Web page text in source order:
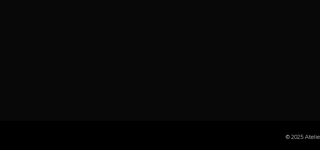
© 2025